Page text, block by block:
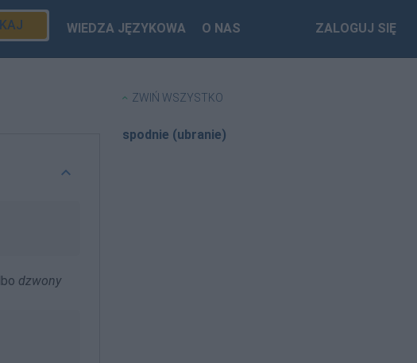
WIEDZA JĘZYKOWA O NAS ZALOGUJ SIĘ
dzwony
ZWIŃ WSZYSTKO
spodnie (ubranie)